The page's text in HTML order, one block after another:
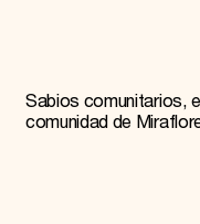
Sabios comunitarios,
comunidad de